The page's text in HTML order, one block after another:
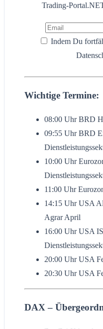
Trading-
Indem Du
Wichtige Termine:
08:00 Uhr BRD
09:55 Uhr BRD
10:00 Uhr
11:00 Uhr
14:15 Uhr USA
Agrar April
16:00 Uhr USA
20:00 Uhr USA
20:30 Uhr USA
DAX –